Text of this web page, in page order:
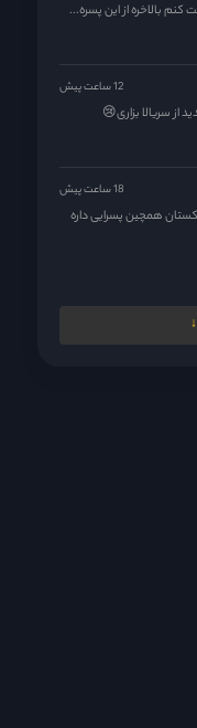
بالاخره از این پسره...
12 ساعت پیش
سریالا بزاری😢
18 ساعت پیش
همچین پسرایی داره